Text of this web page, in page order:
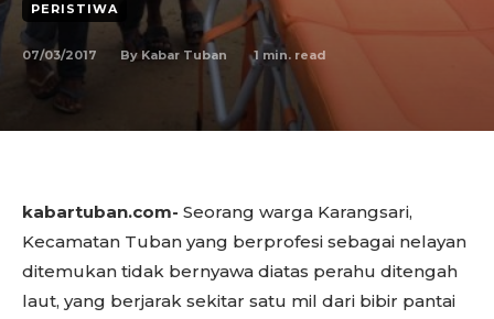
PERISTIWA
07/03/2017 By Kabar Tuban 1 min. read
kabartuban.com- Seorang warga Karangsari,
Kecamatan Tuban yang berprofesi sebagai nelayan
ditemukan tidak bernyawa diatas perahu ditengah
laut, yang berjarak sekitar satu mil dari bibir pantai